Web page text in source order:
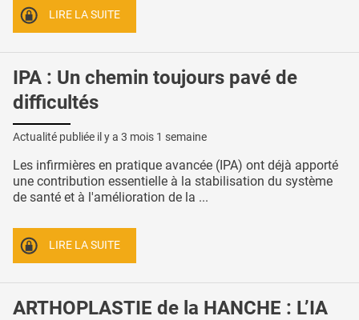
LIRE LA SUITE
IPA : Un chemin toujours pavé de
difficultés
Actualité publiée il y a 3 mois 1 semaine
Les infirmières en pratique avancée (IPA) ont déjà apporté
une contribution essentielle à la stabilisation du système
de santé et à l'amélioration de la ...
LIRE LA SUITE
ARTHOPLASTIE de la HANCHE : L’IA